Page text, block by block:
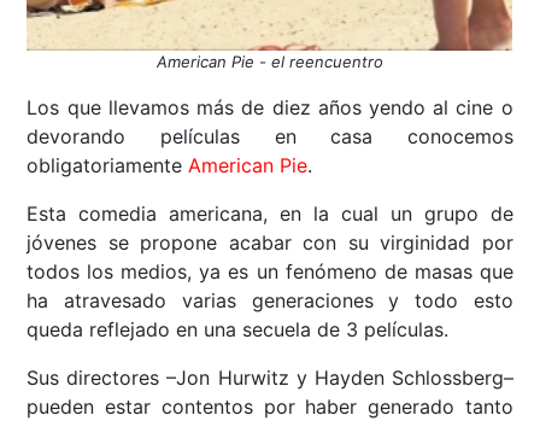
American Pie - el reencuentro
Los que llevamos más de diez años yendo al cine o
devorando películas en casa conocemos
obligatoriamente American Pie.
Esta comedia americana, en la cual un grupo de
jóvenes se propone acabar con su virginidad por
todos los medios, ya es un fenómeno de masas que
ha atravesado varias generaciones y todo esto
queda reflejado en una secuela de 3 películas.
Sus directores –Jon Hurwitz y Hayden Schlossberg–
pueden estar contentos por haber generado tanto